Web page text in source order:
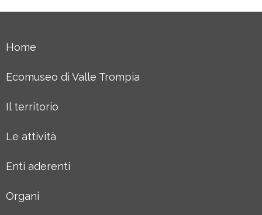
Home
Ecomuseo di Valle Trompia
Il territorio
Le attività
Enti aderenti
Organi